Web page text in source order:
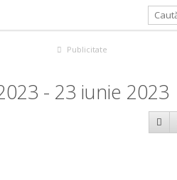
Publicitate
- 23 iunie 2023